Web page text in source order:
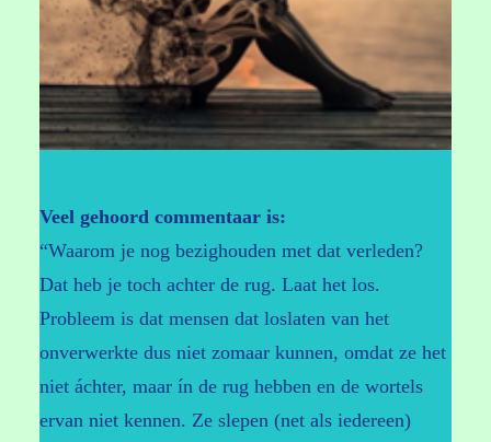
Veel gehoord commentaar is:
“Waarom je nog bezighouden met dat verleden?
Dat heb je toch achter de rug. Laat het los.
Probleem is dat mensen dat loslaten van het
onverwerkte dus niet zomaar kunnen, omdat ze het
niet áchter, maar ín de rug hebben en de wortels
ervan niet kennen. Ze slepen (net als iedereen)